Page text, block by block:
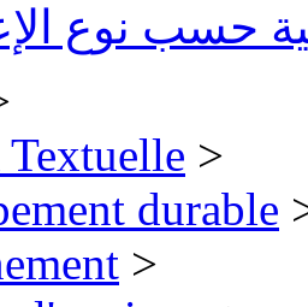
حسب نوع
>
durable
>